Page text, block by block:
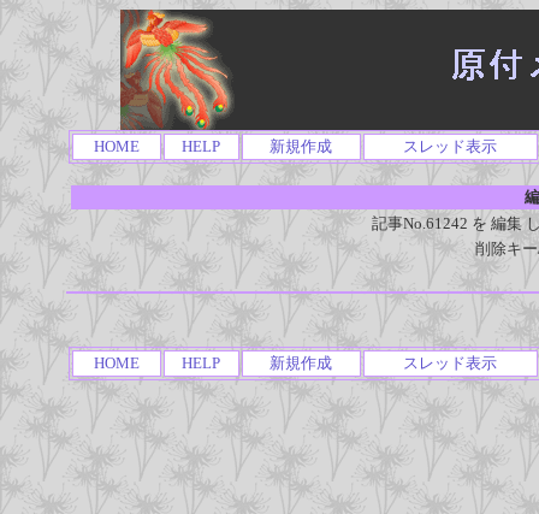
HOME HELP 新規作成 スレッド表示
記事No.61242 を 編集
削除キ
HOME HELP 新規作成 スレッド表示